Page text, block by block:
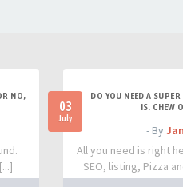
NO,
03
July
DO YOU NEED A
IS. CHEW
- By
All you need is right
SEO, listing, Pizza